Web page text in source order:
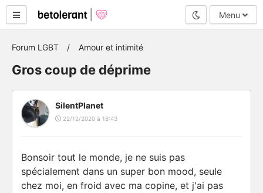
Mode nuit
Menu
Forum LGBT Amour et intimité
Gros coup de déprime
SilentPlanet
22/12/2020 à 18:43
Bonsoir tout le monde, je ne suis pas
spécialement dans un super bon mood, seule
chez moi, en froid avec ma copine, et j'ai pas